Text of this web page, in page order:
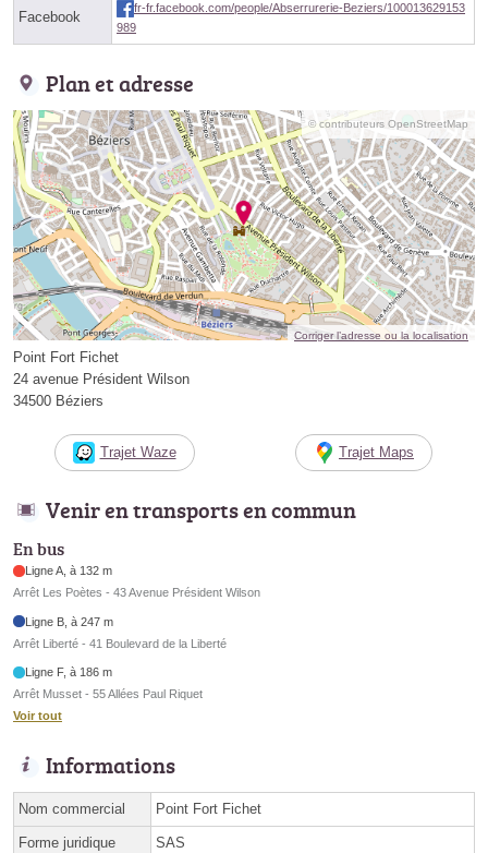
Facebook
fr-fr.facebook.com/people/Abserrurerie-Beziers/100013629153
989
Plan et adresse
© contributeurs OpenStreetMap
Corriger l’adresse ou la localisation
Point Fort Fichet
24 avenue Président Wilson
34500 Béziers
Trajet Waze Trajet Maps
Venir en transports en commun
En bus
Ligne A, à 132 m
Arrêt Les Poètes - 43 Avenue Président Wilson
Ligne B, à 247 m
Arrêt Liberté - 41 Boulevard de la Liberté
Ligne F, à 186 m
Arrêt Musset - 55 Allées Paul Riquet
Voir tout
Informations
Nom commercial Point Fort Fichet
Forme juridique SAS